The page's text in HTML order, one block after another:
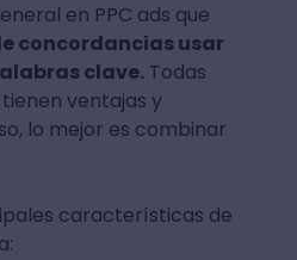
en PPC ads que
concordancias usar
clave.Todas
ventajas y
lo mejor es combinar
características de